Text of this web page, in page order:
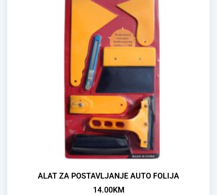
ALAT ZA POSTAVLJANJE AUTO FOLIJA
14.00KM